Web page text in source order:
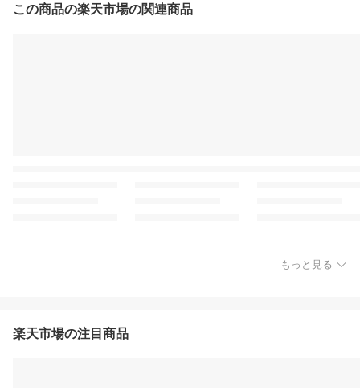
この商品の楽天市場の関連商品
もっと見る
楽天市場の注目商品